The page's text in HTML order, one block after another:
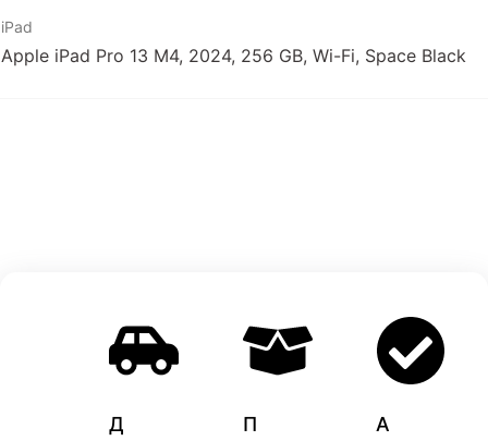
iPad
Apple iPad Pro 13 M4, 2024, 256 GB, Wi-Fi, Space Black
Д
П
A